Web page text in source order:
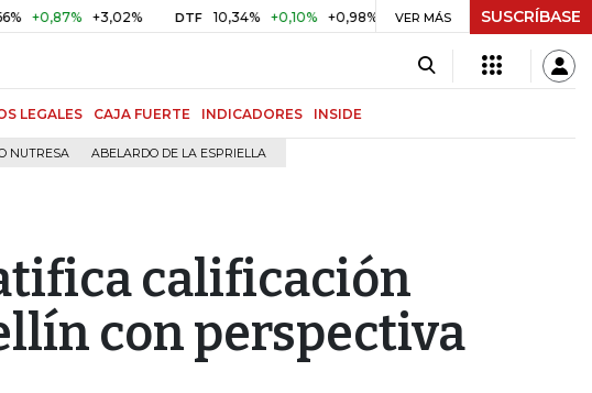
+3,02% DTF 10,34% +0,10% +0,98% UVR $ 416,91 +$ 0,05 +0,01%
VER MÁS SUSCRÍBASE
LEGALES CAJA FUERTE INDICADORES INSIDE
NUTRESA ABELARDO DE LA ESPRIELLA
calificación
con perspectiva